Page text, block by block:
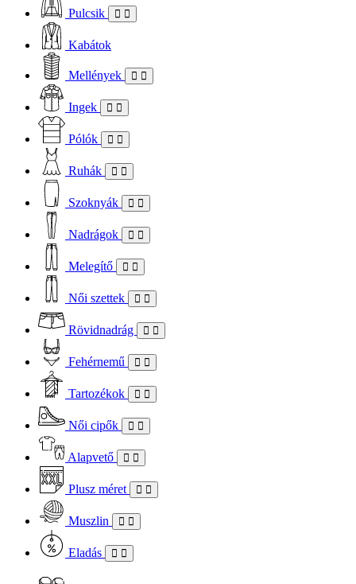
Pulcsik
Kabátok
Mellények
Ingek
Pólók
Ruhák
Szoknyák
Nadrágok
Melegítő
Női szettek
Rövidnadrág
Fehérnemű
Tartozékok
Női cipők
Alapvető
Plusz méret
Muszlin
Eladás